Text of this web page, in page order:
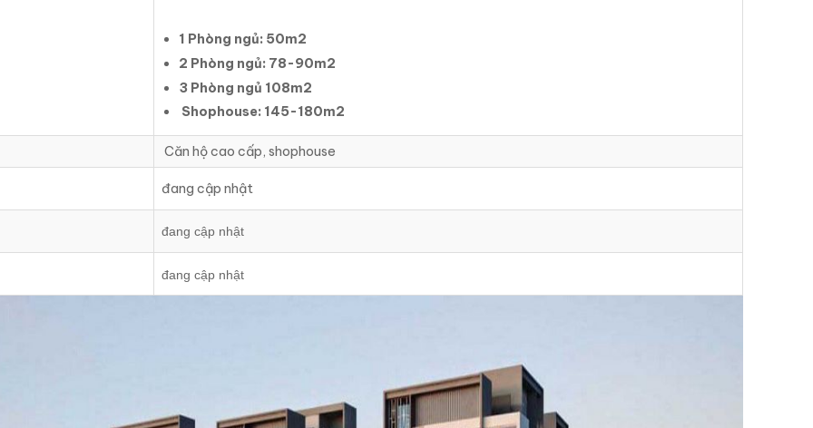
1 Phòng ngủ: 50m2
2 Phòng ngủ: 78-90m2
3 Phòng ngủ 108m2
Shophouse: 145-180m2
Căn hộ cao cấp, shophouse
đang cập nhật
đang cập nhật
đang cập nhật